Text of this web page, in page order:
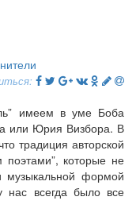
имеем в уме Боба
или Юрия Визбора. В
традиция авторской
которые не
музыкальной формой
всегда было все